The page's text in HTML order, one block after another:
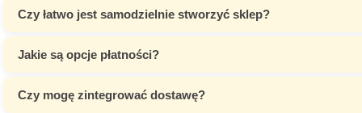
Czy łatwo jest samodzielnie stworzyć sklep?
Jakie są opcje płatności?
Czy mogę zintegrować dostawę?